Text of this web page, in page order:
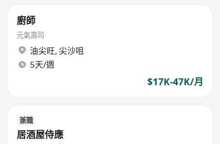
廚師
元氣壽司
油尖旺, 尖沙咀
5天/週
$17K-47K/月
兼職
居酒屋侍應